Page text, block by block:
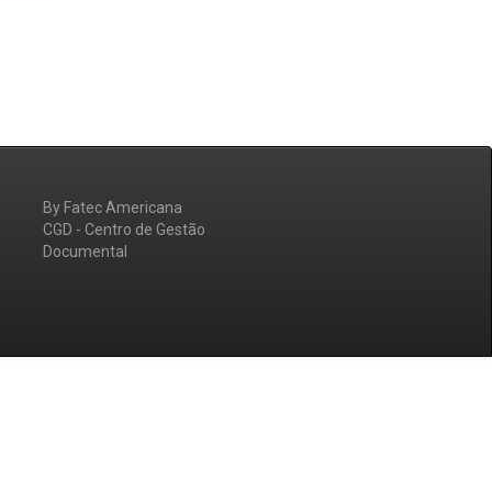
By Fatec Americana
CGD - Centro de Gestão
Documental